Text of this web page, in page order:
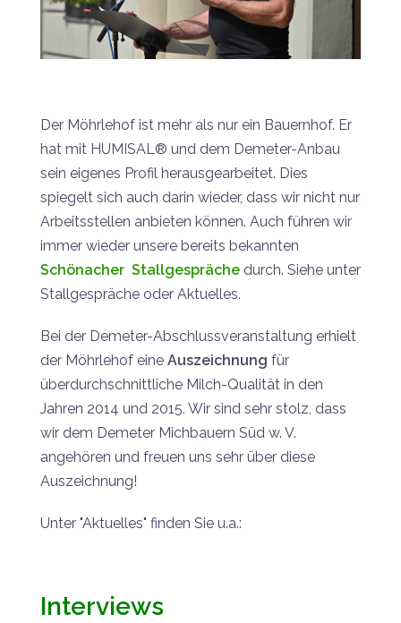
Der Möhrlehof ist mehr als nur ein Bauernhof. Er
hat mit HUMISAL® und dem Demeter-Anbau
sein eigenes Profil herausgearbeitet. Dies
spiegelt sich auch darin wieder, dass wir nicht nur
Arbeitsstellen anbieten können. Auch führen wir
immer wieder unsere bereits bekannten
Schönacher Stallgespräche durch. Siehe unter
Stallgespräche oder Aktuelles.
Bei der Demeter-Abschlussveranstaltung erhielt
der Möhrlehof eine Auszeichnung für
überdurchschnittliche Milch-Qualität in den
Jahren 2014 und 2015. Wir sind sehr stolz, dass
wir dem Demeter Michbauern Süd w. V.
angehören und freuen uns sehr über diese
Auszeichnung!
Unter "Aktuelles" finden Sie u.a.:
Interviews